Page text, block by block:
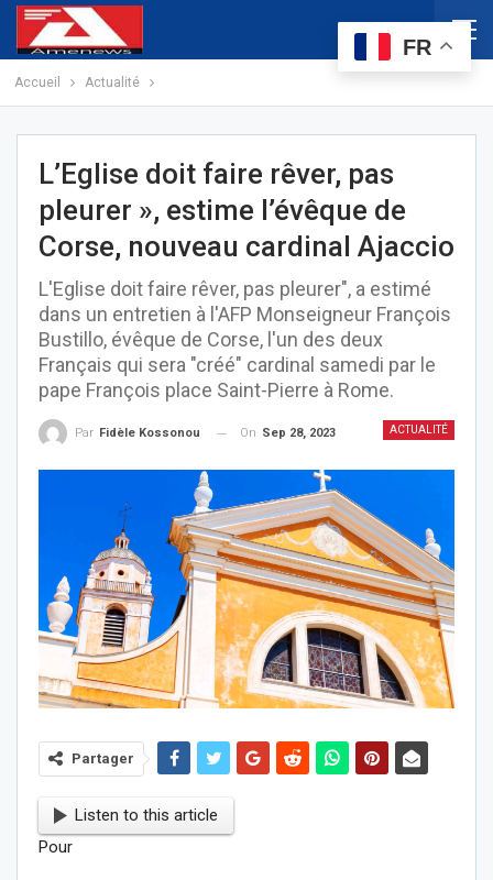
Accueil Actualité
L’Eglise doit faire rêver, pas
pleurer », estime l’évêque de
Corse, nouveau cardinal Ajaccio
L'Eglise doit faire rêver, pas pleurer", a estimé
dans un entretien à l'AFP Monseigneur François
Bustillo, évêque de Corse, l'un des deux
Français qui sera "créé" cardinal samedi par le
pape François place Saint-Pierre à Rome.
ACTUALITÉ
Par Fidèle Kossonou On Sep 28, 2023
Partager
Listen to this article
Pour
FR